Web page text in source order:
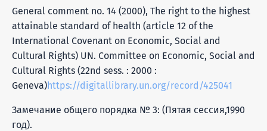
General comment no. 14 (2000), The right to the highest
attainable standard of health (article 12 of the
International Covenant on Economic, Social and
Cultural Rights) UN. Committee on Economic, Social and
Cultural Rights (22nd sess. : 2000 :
Geneva)https://digitallibrary.un.org/record/425041
Замечание общего порядка № 3: (Пятая сессия,1990
год).